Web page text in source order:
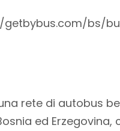
bs/
rete di autobus
ed